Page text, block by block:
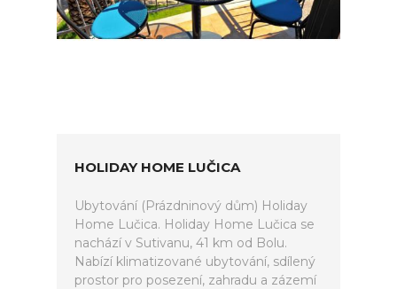
HOLIDAY HOME LUČICA
Ubytování (Prázdninový dům) Holiday
Home Lučica. Holiday Home Lučica se
nachází v Sutivanu, 41 km od Bolu.
Nabízí klimatizované ubytování, sdílený
prostor pro posezení, zahradu a zázemí